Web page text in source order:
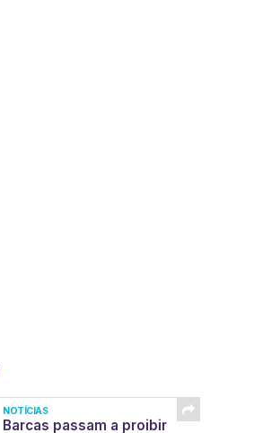
NOTÍCIAS
Barcas passam a proibir